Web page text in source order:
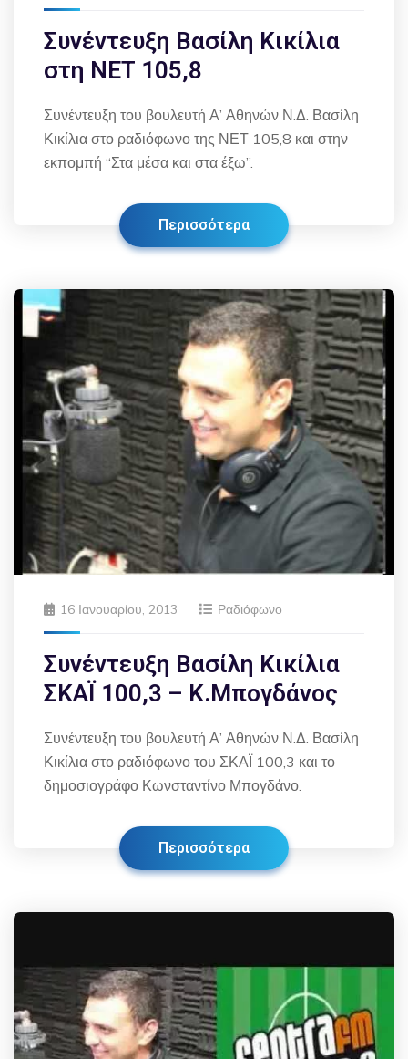
Συνέντευξη Βασίλη Κικίλια
στη ΝΕΤ 105,8
Συνέντευξη του βουλευτή Α’ Αθηνών Ν.Δ. Βασίλη
Κικίλια στο ραδιόφωνο της ΝΕΤ 105,8 και στην
εκπομπή “Στα μέσα και στα έξω”.
Περισσότερα
16 Ιανουαρίου, 2013 Ραδιόφωνο
Συνέντευξη Βασίλη Κικίλια
ΣΚΑΪ 100,3 – Κ.Μπογδάνος
Συνέντευξη του βουλευτή Α’ Αθηνών Ν.Δ. Βασίλη
Κικίλια στο ραδιόφωνο του ΣΚΑΪ 100,3 και το
δημοσιογράφο Κωνσταντίνο Μπογδάνο.
Περισσότερα